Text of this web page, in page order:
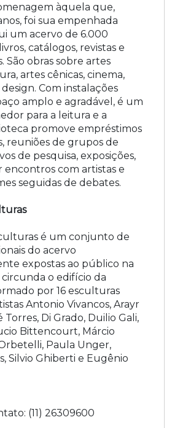
àquela que,
foi sua empenhada
um acervo de 6.000
catálogos, revistas e
São obras sobre artes
artes cênicas, cinema,
Com instalações
amplo e agradável, é um
para a leitura e a
promove empréstimos
reuniões de grupos de
de pesquisa, exposições,
encontros com artistas e
seguidas de debates.
é um conjunto de
do acervo
expostas ao público na
o edifício da
por 16 esculturas
Antonio Vivancos, Arayr
Torres, Di Grado, Duilio Gali,
Bittencourt, Márcio
Paula Unger,
Silvio Ghiberti e Eugênio
(11) 26309600